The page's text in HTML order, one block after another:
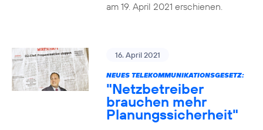
am 19. April 2021 erschienen.
16. April 2021
NEUES TELEKOMMUNIKATIONSGESETZ:
"Netzbetreiber
brauchen mehr
Planungssicherheit"